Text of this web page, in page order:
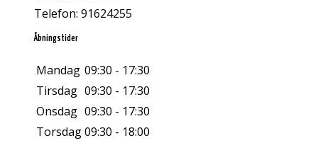
Telefon: 91624255
Åbningstider
Mandag 09:30 - 17:30
Tirsdag 09:30 - 17:30
Onsdag 09:30 - 17:30
Torsdag09:30 - 18:00